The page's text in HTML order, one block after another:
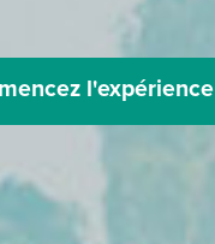
l'expérience